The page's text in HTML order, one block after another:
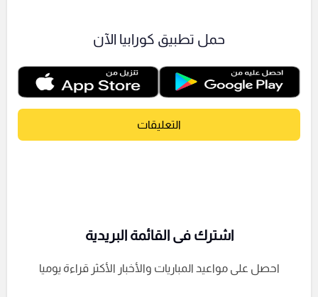
حمل تطبيق كورابيا الآن
التعليقات
اشترك فى القائمة البريدية
احصل على مواعيد المباريات والأخبار الأكثر قراءة يوميا